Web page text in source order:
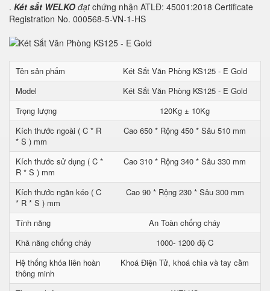
. Két sắt WELKO đạtchứng nhận ATLĐ: 45001:2018 Certificate
Registration No. 000568-5-VN-1-HS
Tên sản phẩm
Két Sắt Văn Phòng KS125 - E Gold
Model
Két Sắt Văn Phòng KS125 - E Gold
Trọng lượng
120Kg ± 10Kg
Kích thước ngoài ( C * R
* S ) mm
Cao 650 * Rộng 450 * Sâu 510 mm
Kích thước sử dụng ( C *
R * S ) mm
Cao 310 * Rộng 340 * Sâu 330 mm
Kích thước ngăn kéo ( C
* R * S ) mm
Cao 90 * Rộng 230 * Sâu 300 mm
Tính năng
An Toàn chống cháy
Khả năng chống cháy
1000- 1200 độ C
Hệ thống khóa liên hoàn
thông minh
Khoá Điện Tử, khoá chìa và tay cầm